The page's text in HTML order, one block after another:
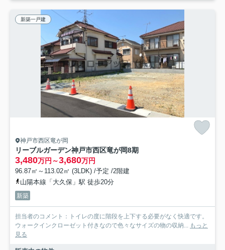
新築一戸建
神戸市西区竜が岡
リーブルガーデン神戸市西区竜が岡8期
3,480万円～3,680万円
96.87㎡～113.02㎡ (3LDK) /予定 /2階建
山陽本線「大久保」駅 徒歩20分
新築
担当者のコメント：トイレの度に階段を上下する必要がなく快適です。
ウォークインクローゼット付きなので色々なサイズの物の収納... もっと
見る